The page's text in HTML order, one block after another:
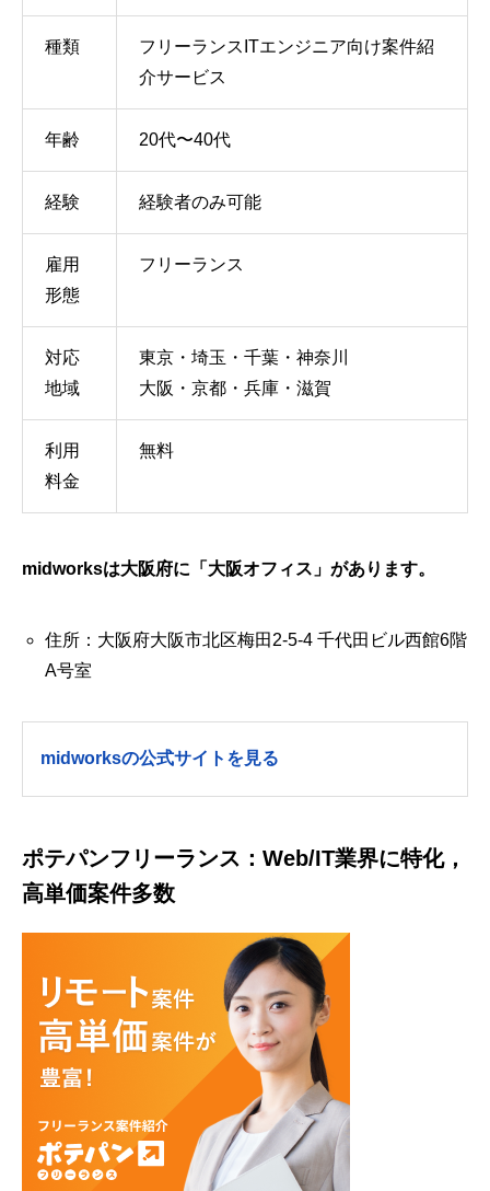
種類
フリーランスITエンジニア向け案件紹
介サービス
年齢 20代〜40代
経験 経験者のみ可能
雇用
形態
フリーランス
対応
地域
東京・埼玉・千葉・神奈川
大阪・京都・兵庫・滋賀
利用
料金
無料
midworksは大阪府に「大阪オフィス」があります。
住所：大阪府大阪市北区梅田2-5-4 千代田ビル西館6階
A号室
midworksの公式サイトを見る
ポテパンフリーランス：Web/IT業界に特化，
高単価案件多数